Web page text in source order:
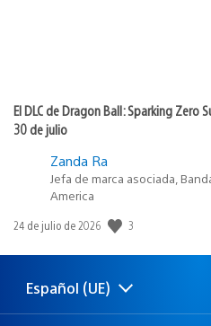
El DLC de Dragon Ball: Sparking Zero
30 de julio
Zanda Ra
Jefa de marca asociada,
America
Fecha
publicación:
24 de julio de 2026 3
Selecciona
una
Región
actual:
Español (UE)